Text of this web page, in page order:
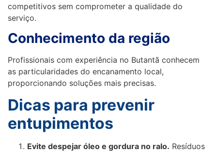
competitivos sem comprometer a qualidade do
serviço.
Conhecimento da região
Profissionais com experiência no Butantã conhecem
as particularidades do encanamento local,
proporcionando soluções mais precisas.
Dicas para prevenir
entupimentos
Evite despejar óleo e gordura no ralo. Resíduos